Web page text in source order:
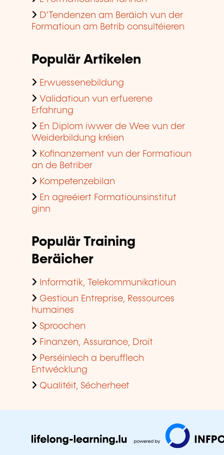
D'Tendenzen am Beräich vun der
Formatioun am Betrib consultéieren
Populär Artikelen
Erwuessenebildung
Validatioun vun erfuerene
Erfahrung
En Diplom iwwer de Wee vun der
Weiderbildung kréien
Kofinanzement vun der Formatioun
an de Betriber
Kompetenzebilan
En agreéiert Formatiounsinstitut
ginn
Populär Training
Beräicher
Informatik, Telekommunikatioun
Gestioun Entreprise, Ressources
humaines
Sproochen
Finanzen, Assurance, Droit
Perséinlech a berufflech
Entwécklung
Qualitéit, Sécherheet